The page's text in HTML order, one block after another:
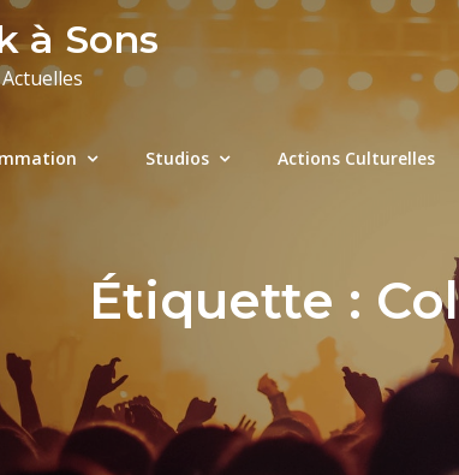
à Sons
Studios Actions Culturelles
Étiquette :